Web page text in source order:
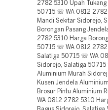
2782 5310 Upah
50715 ☏ WA 0812 2782
Mandi Sekitar Sidorejo,
Borongan Pasang
2782 5310 Harga
50715 ☏ WA 0812 2782
Salatiga 50715 ☏ WA
Sidorejo, Salatiga 50715
Aluminium Murah
Kusen Jendela
Brosur Pintu Aluminium
WA 0812 2782 5310